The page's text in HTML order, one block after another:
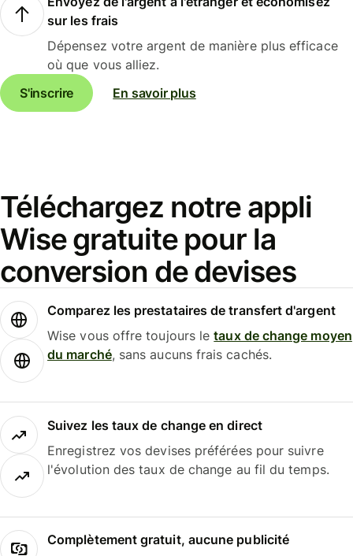
sur les frais
Dépensez votre argent de manière plus efficace
où que vous alliez.
S'inscrire
En savoir plus
Téléchargez notre appli
Wise gratuite pour la
conversion de devises
Comparez les prestataires de transfert d'argent
Wise vous offre toujours letaux de change moyen
du marché, sans aucuns frais cachés.
Suivez les taux de change en direct
Enregistrez vos devises préférées pour suivre
l'évolution des taux de change au fil du temps.
Complètement gratuit, aucune publicité